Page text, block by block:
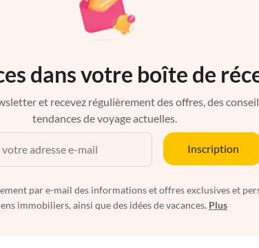
dans votre boîte de
et recevez régulièrement des offres, des
tendances de voyage actuelles.
Inscription
par e-mail des informations et offres exclusives et
immobiliers, ainsi que des idées de vacances. Plus